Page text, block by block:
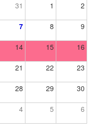
31 1 2
7 8 9
14 15 16
21 22 23
28 29 30
4 5 6